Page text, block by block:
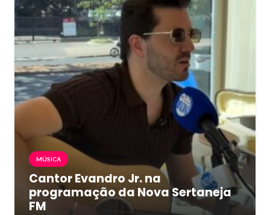
MÚSICA
Cantor Evandro Jr. na
programação da Nova Sertaneja
FM